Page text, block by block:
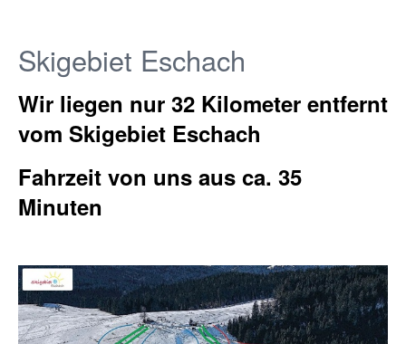
Skigebiet Eschach
Wir liegen nur 32 Kilometer entfernt
vom Skigebiet Eschach
Fahrzeit von uns aus ca. 35
Minuten